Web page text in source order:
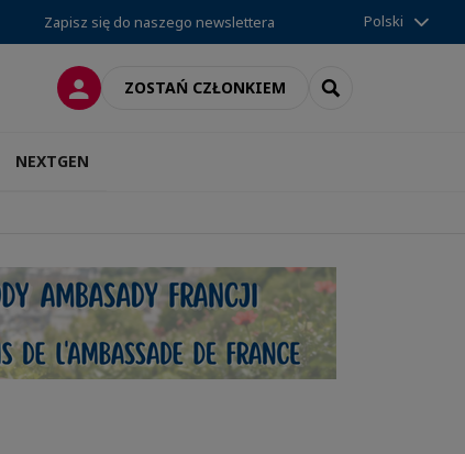
Zapisz się do naszego newslettera Polski
LOGOWANIEZOSTAŃ CZŁONKIEM SEARCH
NEXTGEN